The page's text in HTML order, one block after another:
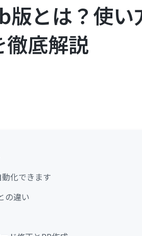
とは？使い
底解説
化できます
の違い